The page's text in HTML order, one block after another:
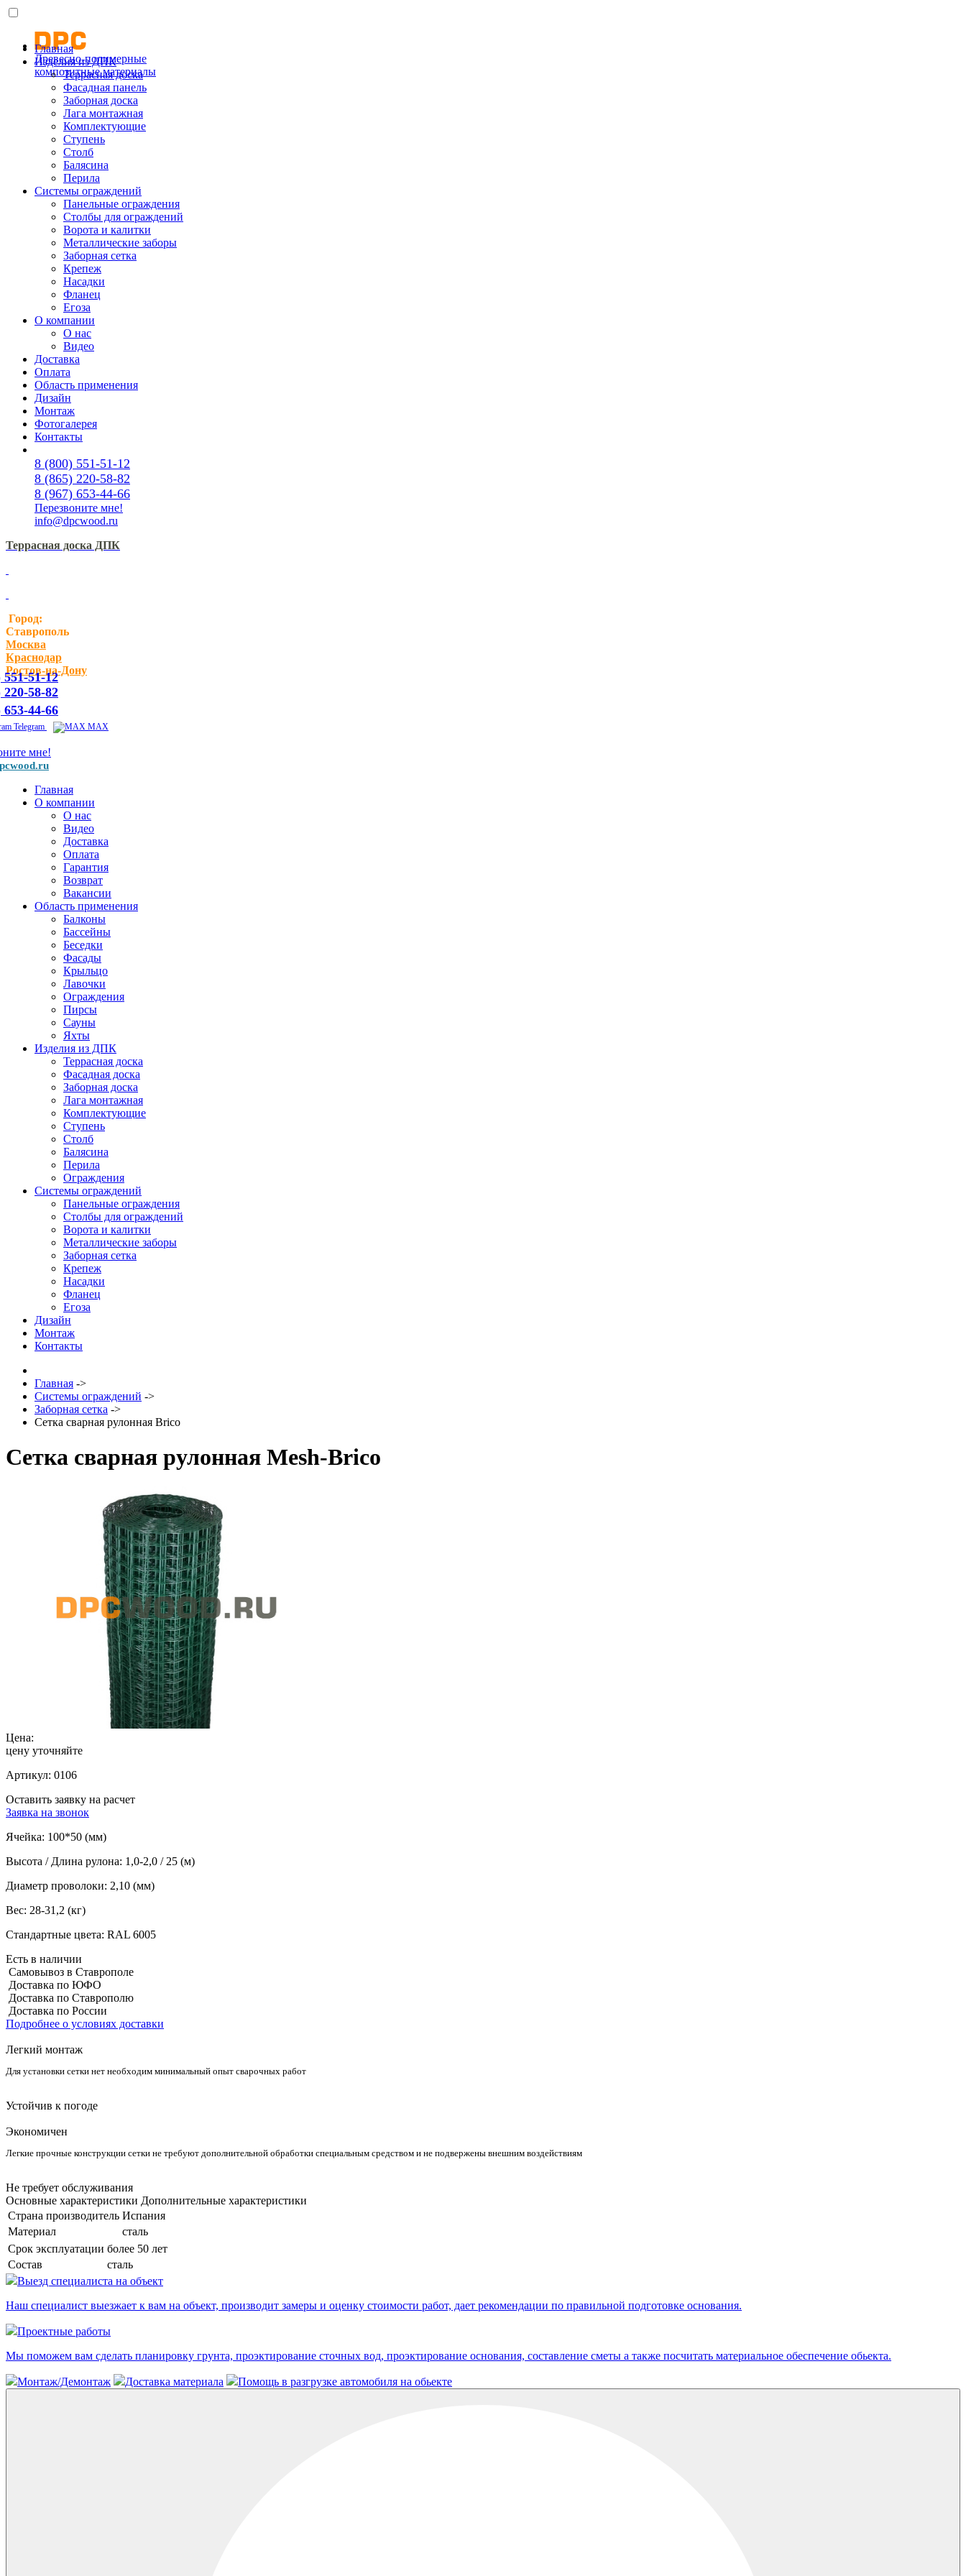
Древесно-полимерные
композитные материалы
Главная
Изделия из ДПК
Террасная доска
Фасадная панель
Заборная доска
Лага монтажная
Комплектующие
Ступень
Столб
Балясина
Перила
Системы ограждений
Панельные ограждения
Столбы для ограждений
Ворота и калитки
Металлические заборы
Заборная сетка
Крепеж
Насадки
Фланец
Егоза
О компании
О нас
Видео
Доставка
Оплата
Область применения
Дизайн
Монтаж
Фотогалерея
Контакты
8 (800) 551-51-12
8 (865) 220-58-82
8 (967) 653-44-66
Перезвоните мне!
info@dpcwood.ru
Террасная доска ДПК
Город:
Ставрополь
Москва
Краснодар
Ростов-на-Дону
551-51-12
220-58-82
653-44-66
Telegram MAX
мне!
Главная
О компании
О нас
Видео
Доставка
Оплата
Гарантия
Возврат
Вакансии
Область применения
Балконы
Бассейны
Беседки
Фасады
Крыльцо
Лавочки
Ограждения
Пирсы
Сауны
Яхты
Изделия из ДПК
Террасная доска
Фасадная доска
Заборная доска
Лага монтажная
Комплектующие
Ступень
Столб
Балясина
Перила
Ограждения
Системы ограждений
Панельные ограждения
Столбы для ограждений
Ворота и калитки
Металлические заборы
Заборная сетка
Крепеж
Насадки
Фланец
Егоза
Дизайн
Монтаж
Контакты
Главная ->
Системы ограждений ->
Заборная сетка ->
Сетка сварная рулонная Brico
Сетка сварная рулонная Mesh-Brico
Цена:
цену уточняйте
Артикул: 0106
Оставить заявку на расчет
Заявка на звонок
Ячейка: 100*50 (мм)
Высота / Длина рулона: 1,0-2,0 / 25 (м)
Диаметр проволоки: 2,10 (мм)
Вес: 28-31,2 (кг)
Стандартные цвета: RAL 6005
Есть в наличии
Самовывоз в Ставрополе
Доставка по ЮФО
Доставка по Ставрополю
Доставка по России
Подробнее о условиях доставки
Легкий монтаж
Для установки сетки нет необходим минимальный опыт сварочных работ
Устойчив к погоде
Экономичен
Легкие прочные конструкции сетки не требуют дополнительной обработки специальным средством и не подвержены внешним воздействиям
Не требует обслуживания
Основные характеристики Дополнительные характеристики
Страна производитель Испания
Материал
сталь
Срок эксплуатации более 50 лет
Состав
сталь
Выезд специалиста на объект
Наш специалист выезжает к вам на объект, производит замеры и оценку стоимости работ, дает рекомендации по правильной подготовке основания.
Проектные работы
Мы поможем вам сделать планировку грунта, проэктирование сточных вод, проэктирование основания, составление сметы а также посчитать материальное обеспечение обьекта.
Монтаж/Демонтаж Доставка материала Помощь в разгрузке автомобиля на обьекте